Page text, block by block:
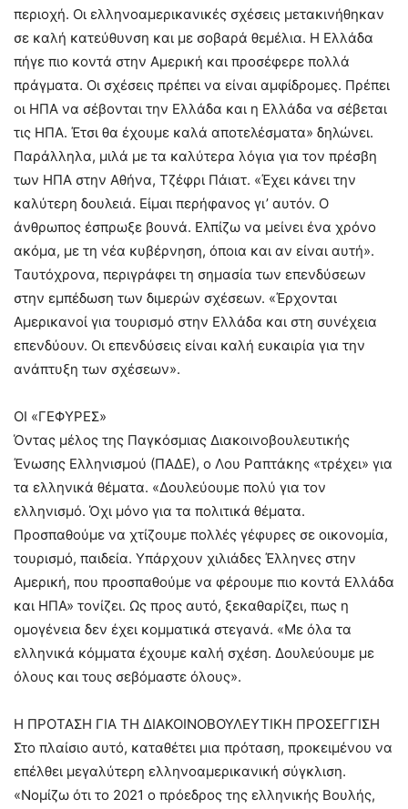
περιοχή. Οι ελληνοαμερικανικές σχέσεις μετακινήθηκαν
σε καλή κατεύθυνση και με σοβαρά θεμέλια. Η Ελλάδα
πήγε πιο κοντά στην Αμερική και προσέφερε πολλά
πράγματα. Οι σχέσεις πρέπει να είναι αμφίδρομες. Πρέπει
οι ΗΠΑ να σέβονται την Ελλάδα και η Ελλάδα να σέβεται
τις ΗΠΑ. Έτσι θα έχουμε καλά αποτελέσματα» δηλώνει.
Παράλληλα, μιλά με τα καλύτερα λόγια για τον πρέσβη
των ΗΠΑ στην Αθήνα, Τζέφρι Πάιατ. «Έχει κάνει την
καλύτερη δουλειά. Είμαι περήφανος γι’ αυτόν. Ο
άνθρωπος έσπρωξε βουνά. Ελπίζω να μείνει ένα χρόνο
ακόμα, με τη νέα κυβέρνηση, όποια και αν είναι αυτή».
Ταυτόχρονα, περιγράφει τη σημασία των επενδύσεων
στην εμπέδωση των διμερών σχέσεων. «Έρχονται
Αμερικανοί για τουρισμό στην Ελλάδα και στη συνέχεια
επενδύουν. Οι επενδύσεις είναι καλή ευκαιρία για την
ανάπτυξη των σχέσεων».
ΟΙ «ΓΕΦΥΡΕΣ»
Όντας μέλος της Παγκόσμιας Διακοινοβουλευτικής
Ένωσης Ελληνισμού (ΠΑΔΕ), ο Λου Ραπτάκης «τρέχει» για
τα ελληνικά θέματα. «Δουλεύουμε πολύ για τον
ελληνισμό. Όχι μόνο για τα πολιτικά θέματα.
Προσπαθούμε να χτίζουμε πολλές γέφυρες σε οικονομία,
τουρισμό, παιδεία. Υπάρχουν χιλιάδες Έλληνες στην
Αμερική, που προσπαθούμε να φέρουμε πιο κοντά Ελλάδα
και ΗΠΑ» τονίζει. Ως προς αυτό, ξεκαθαρίζει, πως η
ομογένεια δεν έχει κομματικά στεγανά. «Με όλα τα
ελληνικά κόμματα έχουμε καλή σχέση. Δουλεύουμε με
όλους και τους σεβόμαστε όλους».
Η ΠΡΟΤΑΣΗ ΓΙΑ ΤΗ ΔΙΑΚΟΙΝΟΒΟΥΛΕΥΤΙΚΗ ΠΡΟΣΕΓΓΙΣΗ
Στο πλαίσιο αυτό, καταθέτει μια πρόταση, προκειμένου να
επέλθει μεγαλύτερη ελληνοαμερικανική σύγκλιση.
«Νομίζω ότι το 2021 ο πρόεδρος της ελληνικής Βουλής,